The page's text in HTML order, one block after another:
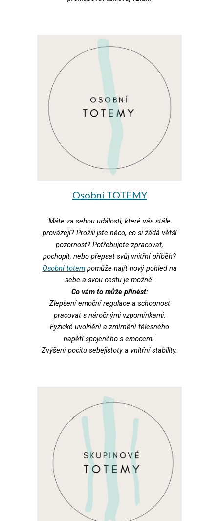
Osobní TOTEMY
Máte za sebou události, které vás stále
provázejí? Prožili jste něco, co si žádá větší
pozornost? Potřebujete zpracovat,
pochopit, nebo přepsat svůj vnitřní příběh?
Osobní totem pomůže najít nový pohled na
sebe a svou cestu je možné.
Co vám to může přinést:
Zlepšení emoční regulace a schopnost
pracovat s náročnými vzpomínkami.
Fyzické uvolnění a zmírnění tělesného
napětí spojeného s emocemi.
Zvýšení pocitu sebejistoty a vnitřní stability.